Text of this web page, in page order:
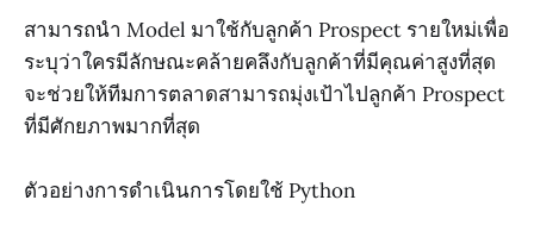
สามารถนำ Model มาใช้กับลูกค้า Prospect รายใหม่เพื่อ
ระบุว่าใครมีลักษณะคล้ายคลึงกับลูกค้าที่มีคุณค่าสูงที่สุด
จะช่วยให้ทีมการตลาดสามารถมุ่งเป้าไปลูกค้า Prospect
ที่มีศักยภาพมากที่สุด
ตัวอย่างการดำเนินการโดยใช้ Python